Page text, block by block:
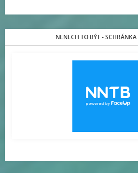
NENECH TO BÝT - SCHRÁNKA